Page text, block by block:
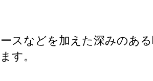
スなどを加えた深みのある
す。